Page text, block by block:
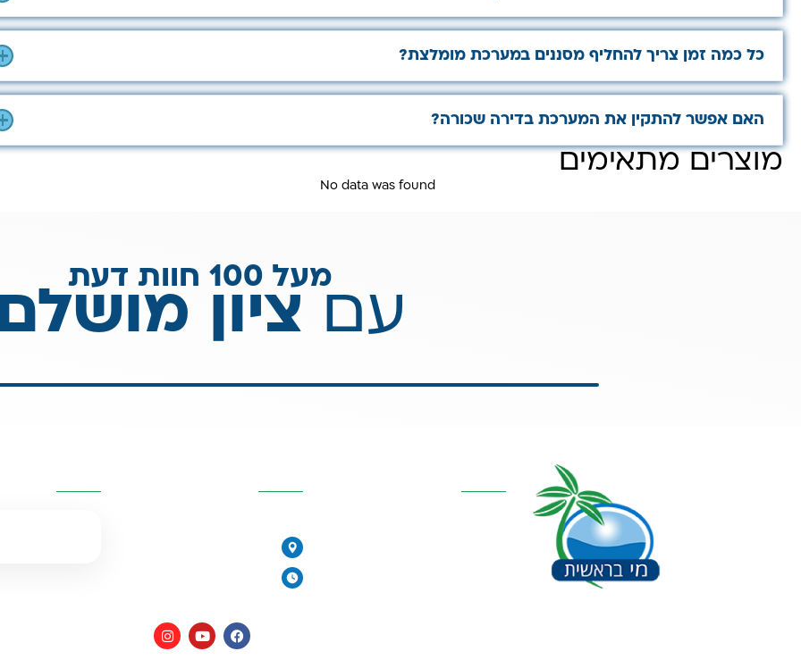
כל כמה זמן צריך להחליף מסננים במערכת מומלצת?
האם אפשר להתקין את המערכת בדירה שכורה?
מוצרים מתאימים
No data was found
מעל 100 חוות דעת
עם ציון